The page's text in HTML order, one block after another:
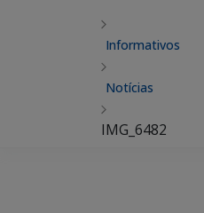
Informativos
Notícias
IMG_6482